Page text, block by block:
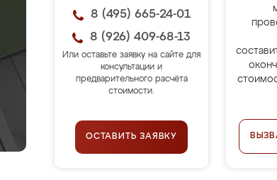
8 (495) 665-24-01
8 (926) 409-68-13
Или оставьте заявку на сайте для
консультации и
предварительного расчёта
стоимости.
ОСТАВИТЬ ЗАЯВКУ